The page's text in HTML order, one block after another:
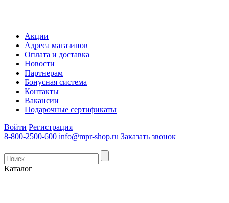
Акции
Адреса магазинов
Оплата и доставка
Новости
Партнерам
Бонусная система
Контакты
Вакансии
Подарочные сертификаты
Войти Регистрация
8-800-2500-600 info@mpr-shop.ru Заказать звонок
Каталог